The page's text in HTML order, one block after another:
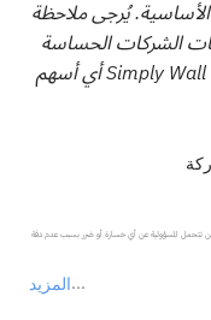
الأساسية. يُرجى ملاحظة
الشركات الحساسة
للسعر أو المعلومات النوعية. لا تمتلك Simply Wall St أي أسهم
المزيد
تتحمل المسؤولية عن أي خسارة أو ضرر بسبب عدم دقة